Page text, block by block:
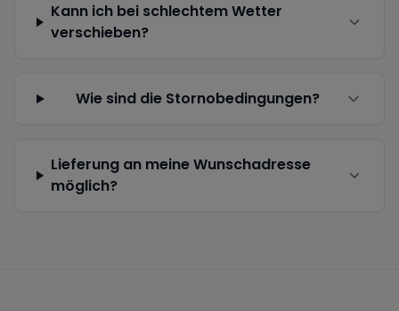
Kann ich bei schlechtem Wetter
verschieben?
Wie sind die Stornobedingungen?
Lieferung an meine Wunschadresse
möglich?